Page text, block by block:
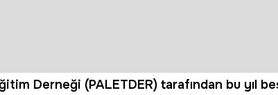
Derneği (PALETDER) tarafından bu yıl